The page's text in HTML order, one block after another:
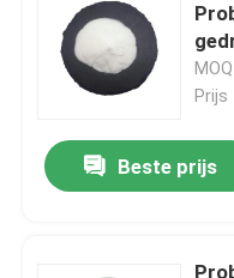
Prijs
Beste prijs